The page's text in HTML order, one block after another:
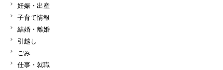
妊娠・出産
子育て情報
結婚・離婚
引越し
ごみ
仕事・就職